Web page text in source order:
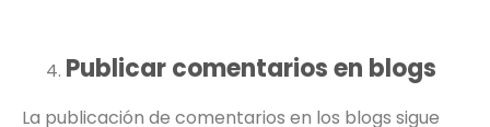
Publicar comentarios en blogs
La publicación de comentarios en los blogs sigue